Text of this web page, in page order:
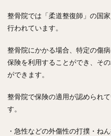
整骨院では「柔道整復師」の国
行われています。
整骨院にかかる場合、特定の傷
保険を利用することができ、そ
ができます。
整骨院で保険の適用が認められ
す。
・急性などの外傷性の打撲・ね